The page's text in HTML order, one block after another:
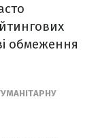
обмеження